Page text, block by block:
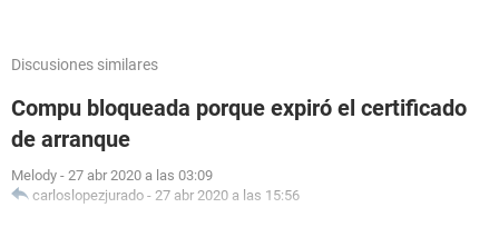
Discusiones similares
Compu bloqueada porque expiró el certificado
de arranque
Melody - 27 abr 2020 a las 03:09
carloslopezjurado - 27 abr 2020 a las 15:56